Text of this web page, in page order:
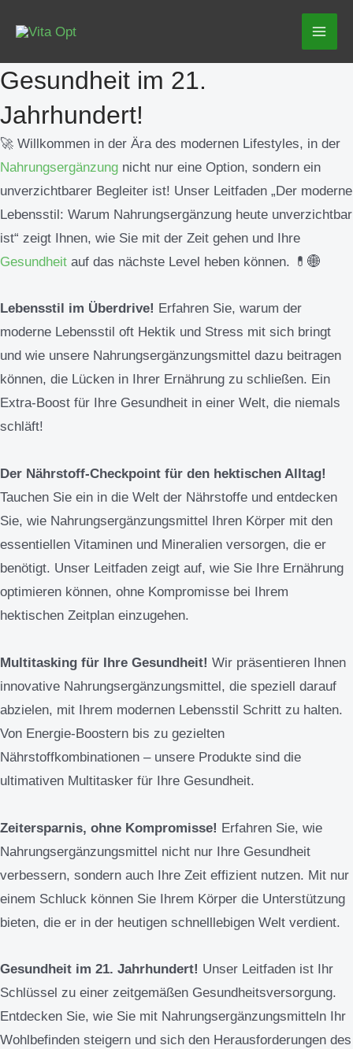
Inhalt
Gesundheit im 21.
Jahrhundert!
🚀 Willkommen in der Ära des modernen Lifestyles, in der
Nahrungsergänzung nicht nur eine Option, sondern ein
unverzichtbarer Begleiter ist! Unser Leitfaden „Der moderne
Lebensstil: Warum Nahrungsergänzung heute unverzichtbar
ist“ zeigt Ihnen, wie Sie mit der Zeit gehen und Ihre
Gesundheit auf das nächste Level heben können. 💊🌐
Lebensstil im Überdrive! Erfahren Sie, warum der
moderne Lebensstil oft Hektik und Stress mit sich bringt
und wie unsere Nahrungsergänzungsmittel dazu beitragen
können, die Lücken in Ihrer Ernährung zu schließen. Ein
Extra-Boost für Ihre Gesundheit in einer Welt, die niemals
schläft!
Der Nährstoff-Checkpoint für den hektischen Alltag!
Tauchen Sie ein in die Welt der Nährstoffe und entdecken
Sie, wie Nahrungsergänzungsmittel Ihren Körper mit den
essentiellen Vitaminen und Mineralien versorgen, die er
benötigt. Unser Leitfaden zeigt auf, wie Sie Ihre Ernährung
optimieren können, ohne Kompromisse bei Ihrem
hektischen Zeitplan einzugehen.
Multitasking für Ihre Gesundheit! Wir präsentieren Ihnen
innovative Nahrungsergänzungsmittel, die speziell darauf
abzielen, mit Ihrem modernen Lebensstil Schritt zu halten.
Von Energie-Boostern bis zu gezielten
Nährstoffkombinationen – unsere Produkte sind die
ultimativen Multitasker für Ihre Gesundheit.
Zeitersparnis, ohne Kompromisse! Erfahren Sie, wie
Nahrungsergänzungsmittel nicht nur Ihre Gesundheit
verbessern, sondern auch Ihre Zeit effizient nutzen. Mit nur
einem Schluck können Sie Ihrem Körper die Unterstützung
bieten, die er in der heutigen schnelllebigen Welt verdient.
Gesundheit im 21. Jahrhundert! Unser Leitfaden ist Ihr
Schlüssel zu einer zeitgemäßen Gesundheitsversorgung.
Entdecken Sie, wie Sie mit Nahrungsergänzungsmitteln Ihr
Wohlbefinden steigern und sich den Herausforderungen des